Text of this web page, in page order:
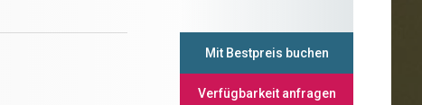
Mit Bestpreis buchen
Verfügbarkeit anfragen